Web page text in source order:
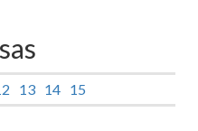
13 14 15